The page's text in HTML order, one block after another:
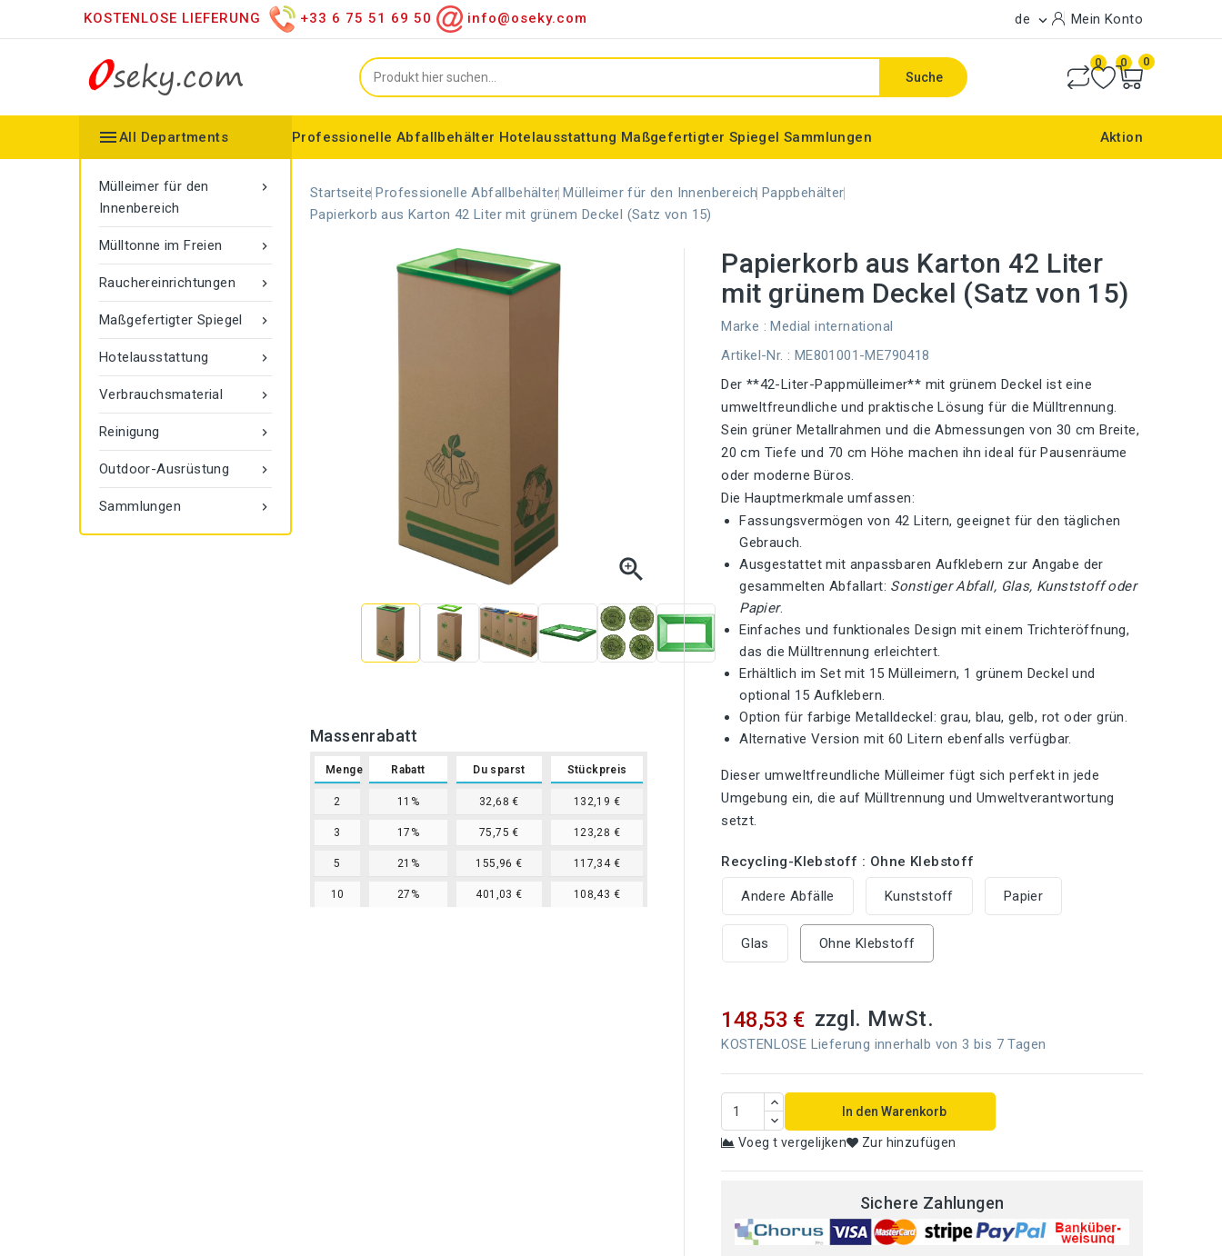
KOSTENLOSE LIEFERUNG +33 6 75 51 69 50 info@oseky.com de  Mein Konto
Suche
0 0 0
Professionelle Abfallbehälter Hotelausstattung Maßgefertigter Spiegel Sammlungen Aktion
All Departments

Mülleimer für den
Innenbereich

Mülltonne im Freien

Rauchereinrichtungen

Maßgefertigter Spiegel

Hotelausstattung

Verbrauchsmaterial

Reinigung

Outdoor-Ausrüstung

Sammlungen
Startseite Professionelle Abfallbehälter Mülleimer für den Innenbereich Pappbehälter
Papierkorb aus Karton 42 Liter mit grünem Deckel (Satz von 15)

Massenrabatt
Menge Rabatt Du sparst Stückpreis
2 11% 32,68 € 132,19 €
3 17% 75,75 € 123,28 €
5 21% 155,96 € 117,34 €
10 27% 401,03 € 108,43 €
Papierkorb aus Karton 42 Liter
mit grünem Deckel (Satz von 15)
Marke : Medial international
Artikel-Nr. : ME801001-ME790418
Der **42-Liter-Pappmülleimer** mit grünem Deckel ist eine
umweltfreundliche und praktische Lösung für die Mülltrennung.
Sein grüner Metallrahmen und die Abmessungen von 30 cm Breite,
20 cm Tiefe und 70 cm Höhe machen ihn ideal für Pausenräume
oder moderne Büros.
Die Hauptmerkmale umfassen:
Fassungsvermögen von 42 Litern, geeignet für den täglichen
Gebrauch.
Ausgestattet mit anpassbaren Aufklebern zur Angabe der
gesammelten Abfallart: Sonstiger Abfall, Glas, Kunststoff oder
Papier.
Einfaches und funktionales Design mit einem Trichteröffnung,
das die Mülltrennung erleichtert.
Erhältlich im Set mit 15 Mülleimern, 1 grünem Deckel und
optional 15 Aufklebern.
Option für farbige Metalldeckel: grau, blau, gelb, rot oder grün.
Alternative Version mit 60 Litern ebenfalls verfügbar.
Dieser umweltfreundliche Mülleimer fügt sich perfekt in jede
Umgebung ein, die auf Mülltrennung und Umweltverantwortung
setzt.
Recycling-Klebstoff : Ohne Klebstoff
Andere Abfälle Kunststoff Papier
Glas Ohne Klebstoff
148,53 € zzgl. MwSt.
KOSTENLOSE Lieferung innerhalb von 3 bis 7 Tagen
In den Warenkorb
Voeg t vergelijken Zur hinzufügen
Sichere Zahlungen